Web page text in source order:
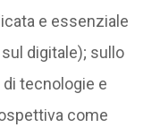
e essenziale
digitale); sullo
di tecnologie e
come